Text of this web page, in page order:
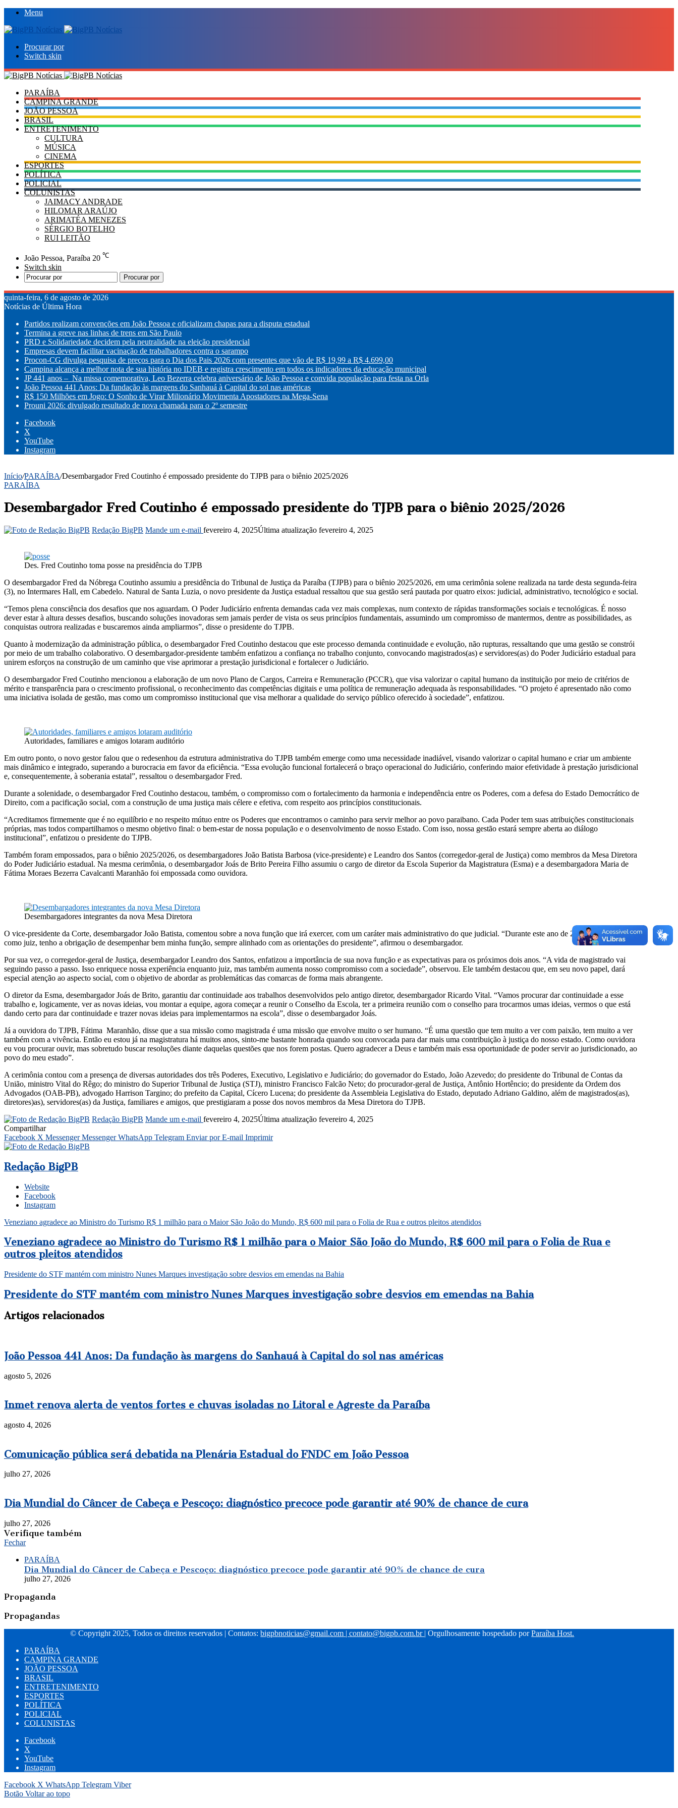
Menu
Procurar por
Switch skin
PARAÍBA
CAMPINA GRANDE
JOÃO PESSOA
BRASIL
ENTRETENIMENTO
CULTURA
MÚSICA
CINEMA
ESPORTES
POLÍTICA
POLICIAL
COLUNISTAS
JAIMACY ANDRADE
HILOMAR ARAÚJO
ARIMATÉA MENEZES
SÉRGIO BOTELHO
RUI LEITÃO
João Pessoa, Paraíba 20 ℃
Switch skin
Procurar por
quinta-feira, 6 de agosto de 2026
Notícias de Última Hora
Partidos realizam convenções em João Pessoa e oficializam chapas para a disputa estadual
Termina a greve nas linhas de trens em São Paulo
PRD e Solidariedade decidem pela neutralidade na eleição presidencial
Empresas devem facilitar vacinação de trabalhadores contra o sarampo
Procon-CG divulga pesquisa de preços para o Dia dos Pais 2026 com presentes que vão de R$ 19,99 a R$ 4.699,00
Campina alcança a melhor nota de sua história no IDEB e registra crescimento em todos os indicadores da educação municipal
JP 441 anos – Na missa comemorativa, Leo Bezerra celebra aniversário de João Pessoa e convida população para festa na Orla
João Pessoa 441 Anos: Da fundação às margens do Sanhauá à Capital do sol nas américas
R$ 150 Milhões em Jogo: O Sonho de Virar Milionário Movimenta Apostadores na Mega-Sena
Prouni 2026: divulgado resultado de nova chamada para o 2º semestre
Facebook
X
YouTube
Instagram
Início/PARAÍBA/Desembargador Fred Coutinho é empossado presidente do TJPB para o biênio 2025/2026
PARAÍBA
Desembargador Fred Coutinho é empossado presidente do TJPB para o biênio 2025/2026
Redação BigPB Mande um e-mail fevereiro 4, 2025Última atualização fevereiro 4, 2025
Des. Fred Coutinho toma posse na presidência do TJPB
O desembargador Fred da Nóbrega Coutinho assumiu a presidência do Tribunal de Justiça da Paraíba (TJPB) para o biênio 2025/2026, em uma cerimônia solene realizada na tarde desta segunda-feira
(3), no Intermares Hall, em Cabedelo. Natural de Santa Luzia, o novo presidente da Justiça estadual ressaltou que sua gestão será pautada por quatro eixos: judicial, administrativo, tecnológico e social.
“Temos plena consciência dos desafios que nos aguardam. O Poder Judiciário enfrenta demandas cada vez mais complexas, num contexto de rápidas transformações sociais e tecnológicas. É nosso
dever estar à altura desses desafios, buscando soluções inovadoras sem jamais perder de vista os seus princípios fundamentais, assumindo um compromisso de mantermos, dentre as possibilidades, as
conquistas outrora realizadas e buscaremos ainda ampliarmos”, disse o presidente do TJPB.
Quanto à modernização da administração pública, o desembargador Fred Coutinho destacou que este processo demanda continuidade e evolução, não rupturas, ressaltando que uma gestão se constrói
por meio de um trabalho colaborativo. O desembargador-presidente também enfatizou a confiança no trabalho conjunto, convocando magistrados(as) e servidores(as) do Poder Judiciário estadual para
unirem esforços na construção de um caminho que vise aprimorar a prestação jurisdicional e fortalecer o Judiciário.
O desembargador Fred Coutinho mencionou a elaboração de um novo Plano de Cargos, Carreira e Remuneração (PCCR), que visa valorizar o capital humano da instituição por meio de critérios de
mérito e transparência para o crescimento profissional, o reconhecimento das competências digitais e uma política de remuneração adequada às responsabilidades. “O projeto é apresentado não como
uma iniciativa isolada de gestão, mas como um compromisso institucional que visa melhorar a qualidade do serviço público oferecido à sociedade”, enfatizou.
Autoridades, familiares e amigos lotaram auditório
Em outro ponto, o novo gestor falou que o redesenhou da estrutura administrativa do TJPB também emerge como uma necessidade inadiável, visando valorizar o capital humano e criar um ambiente
mais dinâmico e integrado, superando a burocracia em favor da eficiência. “Essa evolução funcional fortalecerá o braço operacional do Judiciário, conferindo maior efetividade à prestação jurisdicional
e, consequentemente, à soberania estatal”, ressaltou o desembargador Fred.
Durante a solenidade, o desembargador Fred Coutinho destacou, também, o compromisso com o fortalecimento da harmonia e independência entre os Poderes, com a defesa do Estado Democrático de
Direito, com a pacificação social, com a construção de uma justiça mais célere e efetiva, com respeito aos princípios constitucionais.
“Acreditamos firmemente que é no equilíbrio e no respeito mútuo entre os Poderes que encontramos o caminho para servir melhor ao povo paraibano. Cada Poder tem suas atribuições constitucionais
próprias, mas todos compartilhamos o mesmo objetivo final: o bem-estar de nossa população e o desenvolvimento de nosso Estado. Com isso, nossa gestão estará sempre aberta ao diálogo
institucional”, enfatizou o presidente do TJPB.
Também foram empossados, para o biênio 2025/2026, os desembargadores João Batista Barbosa (vice-presidente) e Leandro dos Santos (corregedor-geral de Justiça) como membros da Mesa Diretora
do Poder Judiciário estadual. Na mesma cerimônia, o desembargador Joás de Brito Pereira Filho assumiu o cargo de diretor da Escola Superior da Magistratura (Esma) e a desembargadora Maria de
Fátima Moraes Bezerra Cavalcanti Maranhão foi empossada como ouvidora.
Desembargadores integrantes da nova Mesa Diretora
O vice-presidente da Corte, desembargador João Batista, comentou sobre a nova função que irá exercer, com um caráter mais administrativo do que judicial. “Durante este ano de 2025 e em 2026,
como juiz, tenho a obrigação de desempenhar bem minha função, sempre alinhado com as orientações do presidente”, afirmou o desembargador.
Por sua vez, o corregedor-geral de Justiça, desembargador Leandro dos Santos, enfatizou a importância de sua nova função e as expectativas para os próximos dois anos. “A vida de magistrado vai
seguindo passo a passo. Isso enriquece nossa experiência enquanto juiz, mas também aumenta nosso compromisso com a sociedade”, observou. Ele também destacou que, em seu novo papel, dará
especial atenção ao aspecto social, com o objetivo de abordar as problemáticas das comarcas de forma mais abrangente.
O diretor da Esma, desembargador Joás de Brito, garantiu dar continuidade aos trabalhos desenvolvidos pelo antigo diretor, desembargador Ricardo Vital. “Vamos procurar dar continuidade a esse
trabalho e, logicamente, ver as novas ideias, vou montar a equipe, agora começar a reunir o Conselho da Escola, ter a primeira reunião com o conselho para trocarmos umas ideias, vermos o que está
dando certo para dar continuidade e trazer novas ideias para implementarmos na escola”, disse o desembargador Joás.
Já a ouvidora do TJPB, Fátima Maranhão, disse que a sua missão como magistrada é uma missão que envolve muito o ser humano. “É uma questão que tem muito a ver com paixão, tem muito a ver
também com a vivência. Então eu estou já na magistratura há muitos anos, sinto-me bastante honrada quando sou convocada para dar mais uma contribuição à justiça do nosso estado. Como ouvidora
eu vou procurar ouvir, mas sobretudo buscar resoluções diante daquelas questões que nos forem postas. Quero agradecer a Deus e também mais essa oportunidade de poder servir ao jurisdicionado, ao
povo do meu estado”.
A cerimônia contou com a presença de diversas autoridades dos três Poderes, Executivo, Legislativo e Judiciário; do governador do Estado, João Azevedo; do presidente do Tribunal de Contas da
União, ministro Vital do Rêgo; do ministro do Superior Tribunal de Justiça (STJ), ministro Francisco Falcão Neto; do procurador-geral de Justiça, Antônio Hortêncio; do presidente da Ordem dos
Advogados (OAB-PB), advogado Harrison Targino; do prefeito da Capital, Cícero Lucena; do presidente da Assembleia Legislativa do Estado, deputado Adriano Galdino, além de magistrados(as),
diretores)as), servidores(as) da Justiça, familiares e amigos, que prestigiaram a posse dos novos membros da Mesa Diretora do TJPB.
Redação BigPB Mande um e-mail fevereiro 4, 2025Última atualização fevereiro 4, 2025
Compartilhar
Facebook X Messenger Messenger WhatsApp Telegram Enviar por E-mail Imprimir
Redação BigPB
Website
Facebook
Instagram
Veneziano agradece ao Ministro do Turismo R$ 1 milhão para o Maior São João do Mundo, R$ 600 mil para o Folia de Rua e outros pleitos atendidos
Veneziano agradece ao Ministro do Turismo R$ 1 milhão para o Maior São João do Mundo, R$ 600 mil para o Folia de Rua e
outros pleitos atendidos
Presidente do STF mantém com ministro Nunes Marques investigação sobre desvios em emendas na Bahia
Presidente do STF mantém com ministro Nunes Marques investigação sobre desvios em emendas na Bahia
Artigos relacionados
João Pessoa 441 Anos: Da fundação às margens do Sanhauá à Capital do sol nas américas
agosto 5, 2026
Inmet renova alerta de ventos fortes e chuvas isoladas no Litoral e Agreste da Paraíba
agosto 4, 2026
Comunicação pública será debatida na Plenária Estadual do FNDC em João Pessoa
julho 27, 2026
Dia Mundial do Câncer de Cabeça e Pescoço: diagnóstico precoce pode garantir até 90% de chance de cura
julho 27, 2026
Verifique também
Fechar
PARAÍBA
Dia Mundial do Câncer de Cabeça e Pescoço: diagnóstico precoce pode garantir até 90% de chance de cura
julho 27, 2026
Propaganda
Propagandas
© Copyright 2025, Todos os direitos reservados | Contatos:bigpbnoticias@gmail.com |contato@bigpb.com.br | Orgulhosamente hospedado porParaíba Host.
PARAÍBA
CAMPINA GRANDE
JOÃO PESSOA
BRASIL
ENTRETENIMENTO
ESPORTES
POLÍTICA
POLICIAL
COLUNISTAS
Facebook
X
YouTube
Instagram
Facebook X WhatsApp Telegram Viber
Botão Voltar ao topo